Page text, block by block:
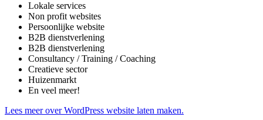
Lokale services
Non profit websites
Persoonlijke website
B2B dienstverlening
B2B dienstverlening
Consultancy / Training / Coaching
Creatieve sector
Huizenmarkt
En veel meer!
Lees meer over WordPress website laten maken.